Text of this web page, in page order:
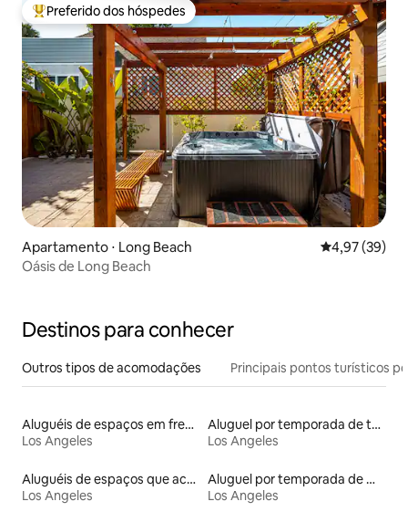
Entre os melhores preferidos dos hóspedes
Preferido dos hóspedes
Apartamento ⋅ Long Beach 4,97 de uma
4,97 (39)
Oásis de Long Beach
Destinos para conhecer
Outros tipos de acomodações Principais pontos turísticos
Aluguéis de espaços em frente à praia
Los Angeles
Aluguel por temporada de townhouses
Los Angeles
Aluguéis de espaços que aceitam animais de estimação
Los Angeles
Aluguel por temporada de microcasas
Los Angeles